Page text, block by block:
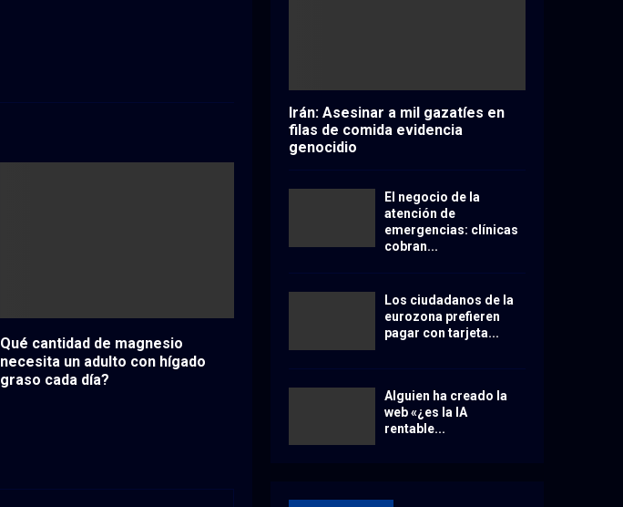
Qué cantidad de magnesio
necesita un adulto con hígado
graso cada día?
Irán: Asesinar a mil gazatíes en
filas de comida evidencia
genocidio
El negocio de la
atención de
emergencias: clínicas
cobran...
Los ciudadanos de la
eurozona prefieren
pagar con tarjeta...
Alguien ha creado la
web «¿es la IA
rentable...